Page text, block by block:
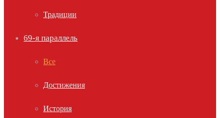
Традиции
69-я параллель
Все
Достижения
История